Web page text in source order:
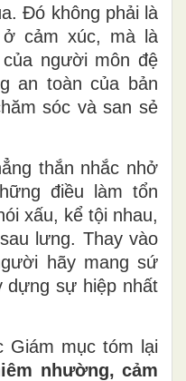
Đó không phải là
cảm xúc, mà là
người môn đệ
an toàn của bản
sóc và san sẻ
thắn nhắc nhở
điều làm tổn
xấu, kể tội nhau,
lưng. Thay vào
hãy mang sứ
dựng sự hiệp nhất
Giám mục tóm lại
nhường, cảm